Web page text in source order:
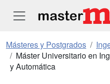
Másteres y Postgrados
Máster Universitario en
y Automática